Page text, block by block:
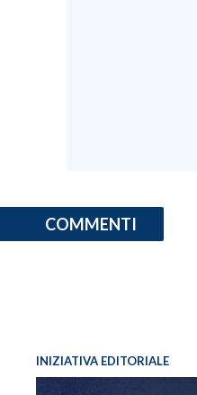
COMMENTI
INIZIATIVA EDITORIALE